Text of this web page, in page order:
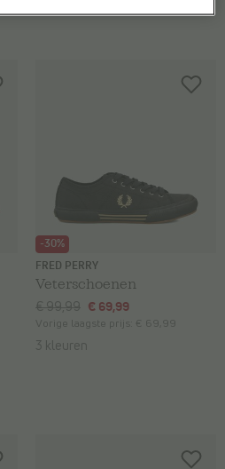
-30%
FRED PERRY
Veterschoenen
€ 99,99 € 69,99
Vorige laagste prijs: € 69,99
3 kleuren